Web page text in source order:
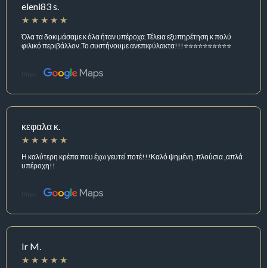
eleni83 s.
Όλα τα δοκιμάσαμε κ όλα ήταν υπέροχα.Τέλεια εξυπηρέτηση κ πολύ
φιλικό περιβάλλον.Το συστήνουμε ανεπιφύλακτα!!!⭐⭐⭐⭐⭐⭐⭐⭐⭐⭐
Πηγή:
κεφαλα κ.
Η καλύτερη κρέπα που έχω γευτεί ποτέ!!!Καλό ψημένη ,πλούσια ,απλά
υπέροχη!!
Πηγή:
Ir M.